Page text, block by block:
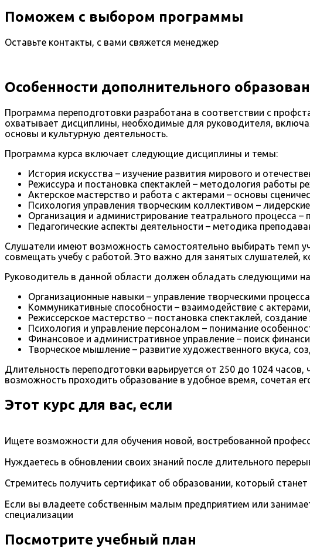
Поможем с выбором программы
Оставьте контакты, с вами свяжется менеджер
Особенности дополнительного
Программа переподготовки разработана в соответствии с
охватывает дисциплины, необходимые для руководителя,
основы и культурную деятельность.
Программа курса включает следующие дисциплины и темы:
История искусства – изучение развития мирового и
Режиссура и постановка спектаклей – методология работы
Актерское мастерство и работа с актерами – основы
Психология управления творческим коллективом –
Организация и администрирование театрального процесса
Педагогические аспекты деятельности – методика
Слушатели имеют возможность самостоятельно выбирать темп
совмещать учебу с работой. Это важно для занятых
Руководитель в данной области должен обладать следующими
Организационные навыки – управление творческими
Коммуникативные способности – взаимодействие с
Режиссерское мастерство – постановка спектаклей,
Психология и управление персоналом – понимание
Финансовое и административное управление – поиск
Творческое мышление – развитие художественного вкуса,
Длительность переподготовки варьируется от 250 до 1024
возможность проходить образование в удобное время, сочетая
Этот курс для вас, если
Ищете возможности для обучения новой, востребованной
Нуждаетесь в обновлении своих знаний после длительного
Стремитесь получить сертификат об образовании, который
Если вы владеете собственным малым предприятием или
специализации
Посмотрите учебный план